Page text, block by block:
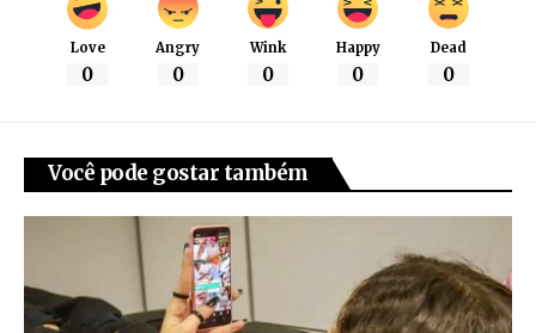
Love
0
Angry
0
Wink
0
Happy
0
Dead
0
Você pode gostar também